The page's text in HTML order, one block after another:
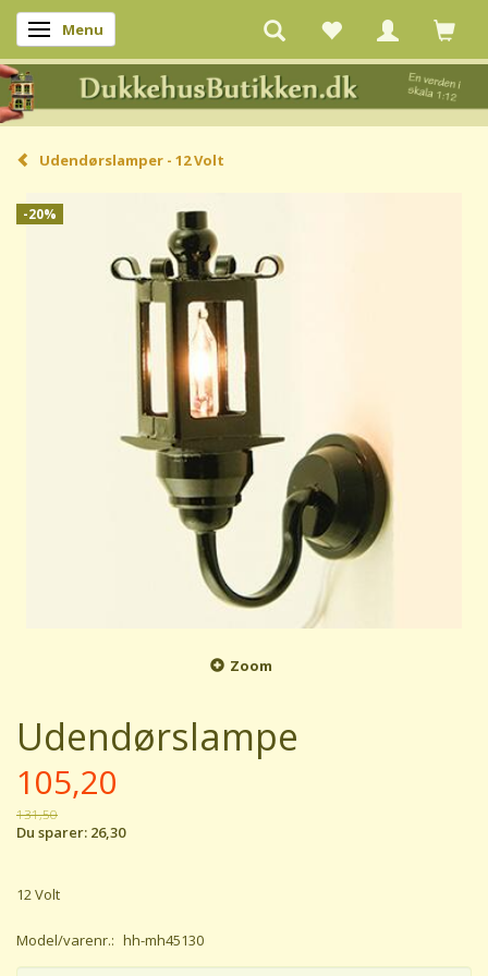
Skifte navigation
Menu
Udendørslamper - 12 Volt
-20%
Zoom
Udendørslampe
105,20
131,50
Du sparer: 26,30
12 Volt
Model/varenr.: hh-mh45130